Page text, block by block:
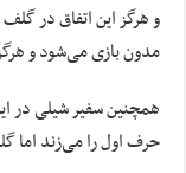
و هرگز این اتفاق در
مدون بازی می‌شود و
همچنین سفیر شیلی در
حرف اول را می‌زند